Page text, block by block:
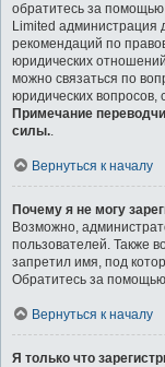
обратитесь за помощью
Limited администрация
рекомендаций по
юридических
можно связаться по
юридических вопросов,
Примечание
силы..
Вернуться к началу
Почему я не могу
Возможно,
пользователей. Также
запретил имя, под
Обратитесь за
Вернуться к началу
Я только что